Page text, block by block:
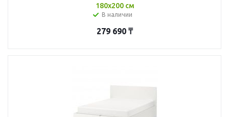
180x200 см
В наличии
279 690 ₸